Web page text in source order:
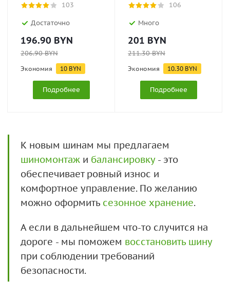
103
Достаточно
196.90 BYN
206.90BYN
Экономия 10 BYN
Подробнее
106
Много
201 BYN
211.30BYN
Экономия 10.30 BYN
Подробнее
К новым шинам мы предлагаем
шиномонтаж и балансировку- это
обеспечивает ровный износ и
комфортное управление. По желанию
можно оформить сезонное хранение.
А если в дальнейшем что-то случится на
дороге - мы поможем восстановить шину
при соблюдении требований
безопасности.